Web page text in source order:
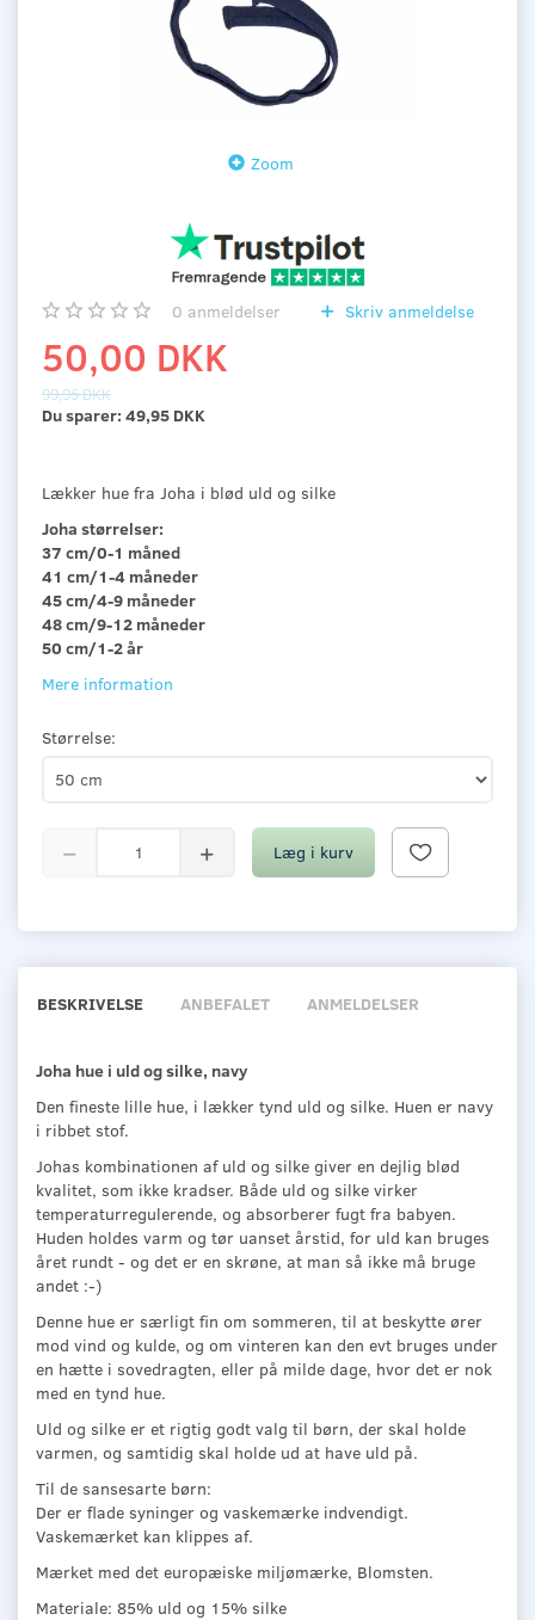
Zoom
0 anmeldelser Skriv anmeldelse
50,00 DKK
99,95 DKK
Du sparer: 49,95 DKK
Lækker hue fra Joha i blød uld og silke
Joha størrelser:
37 cm/0-1 måned
41 cm/1-4 måneder
45 cm/4-9 måneder
48 cm/9-12 måneder
50 cm/1-2 år
Mere information
Størrelse:
Læg i kurv
BESKRIVELSE ANBEFALET ANMELDELSER
Joha hue i uld og silke, navy
Den fineste lille hue, i lækker tynd uld og silke. Huen er navy
i ribbet stof.
Johas kombinationen af uld og silke giver en dejlig blød
kvalitet, som ikke kradser. Både uld og silke virker
temperaturregulerende, og absorberer fugt fra babyen.
Huden holdes varm og tør uanset årstid, for uld kan bruges
året rundt - og det er en skrøne, at man så ikke må bruge
andet :-)
Denne hue er særligt fin om sommeren, til at beskytte ører
mod vind og kulde, og om vinteren kan den evt bruges under
en hætte i sovedragten, eller på milde dage, hvor det er nok
med en tynd hue.
Uld og silke er et rigtig godt valg til børn, der skal holde
varmen, og samtidig skal holde ud at have uld på.
Til de sansesarte børn:
Der er flade syninger og vaskemærke indvendigt.
Vaskemærket kan klippes af.
Mærket med det europæiske miljømærke, Blomsten.
Materiale: 85% uld og 15% silke